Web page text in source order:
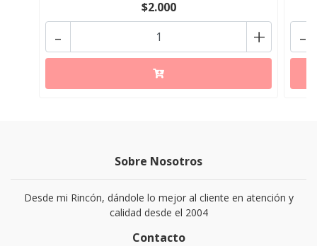
$2.000
+
- -
Sobre Nosotros
Desde mi Rincón, dándole lo mejor al cliente en atención y
calidad desde el 2004
Contacto